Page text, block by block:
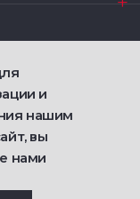
и
нашим
вы
нами